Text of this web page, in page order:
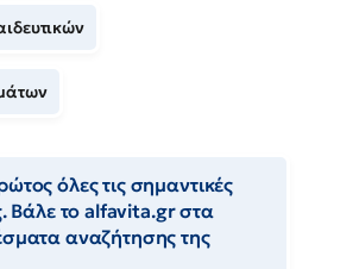
όλες τις σημαντικές
Βάλε το alfavita.gr στα
αναζήτησης της